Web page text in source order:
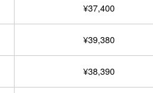
¥37,400
¥39,380
¥38,390